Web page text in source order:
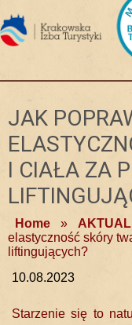
JAK
I CIAŁA ZA
Home »
elastyczność skóry
liftingujących?
10.08.2023
Starzenie się to